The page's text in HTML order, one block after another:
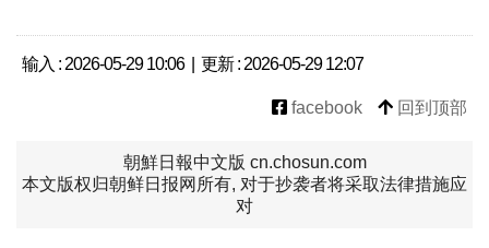
输入 : 2026-05-29 10:06 | 更新 : 2026-05-29 12:07
facebook 回到顶部
朝鮮日報中文版 cn.chosun.com
本文版权归朝鲜日报网所有, 对于抄袭者将采取法律措施应
对